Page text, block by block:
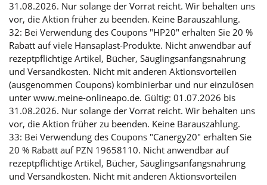
31.08.2026. Nur solange der Vorrat reicht. Wir behalten uns
vor, die Aktion früher zu beenden. Keine Barauszahlung.
32: Bei Verwendung des Coupons "HP20" erhalten Sie 20 %
Rabatt auf viele Hansaplast-Produkte. Nicht anwendbar auf
rezeptpflichtige Artikel, Bücher, Säuglingsanfangsnahrung
und Versandkosten. Nicht mit anderen Aktionsvorteilen
(ausgenommen Coupons) kombinierbar und nur einzulösen
unter www.meine-onlineapo.de. Gültig: 01.07.2026 bis
31.08.2026. Nur solange der Vorrat reicht. Wir behalten uns
vor, die Aktion früher zu beenden. Keine Barauszahlung.
33: Bei Verwendung des Coupons "Canergy20" erhalten Sie
20 % Rabatt auf PZN 19658110. Nicht anwendbar auf
rezeptpflichtige Artikel, Bücher, Säuglingsanfangsnahrung
und Versandkosten. Nicht mit anderen Aktionsvorteilen